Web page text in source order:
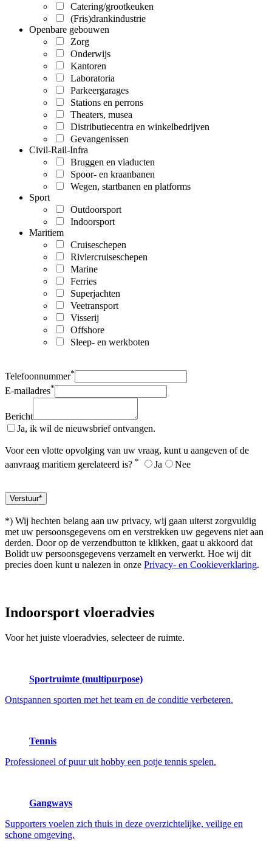
Catering/grootkeuken
(Fris)drankindustrie
Openbare gebouwen
Zorg
Onderwijs
Kantoren
Laboratoria
Parkeergarages
Stations en perrons
Theaters, musea
Distributiecentra en winkelbedrijven
Gevangenissen
Civil-Rail-Infra
Bruggen en viaducten
Spoor- en kraanbanen
Wegen, startbanen en platforms
Sport
Outdoorsport
Indoorsport
Maritiem
Cruiseschepen
Riviercruiseschepen
Marine
Ferries
Superjachten
Veetransport
Visserij
Offshore
Sleep- en werkboten
Telefoonnummer*
E-mailadres*
Bericht
Ja, ik wil de nieuwsbrief ontvangen.
Voor een vlotte opvolging van uw vraag, kunt u aangeven of de
aanvraag maritiem gerelateerd is? * Ja Nee
*) Wij hechten belang aan uw privacy, wij gaan uiterst zorgvuldig
met uw persoonsgegevens om en verstrekken uw gegevens niet aan
derden. Door op de verzendbutton te klikken, gaat u akkoord dat
Bolidt uw persoonsgegevens verzamelt en verwerkt. Hoe wij dit
precies doen kunt u nalezen in onze Privacy- en Cookieverklaring.
Indoorsport vloeradvies
Voor het juiste vloeradvies, selecteer de ruimte.
Sportruimte (multipurpose)
Ontspannen sporten met het team en de conditie verbeteren.
Tennis
Professioneel of puur uit hobby een potje tennis spelen.
Gangways
Supporters voelen zich thuis in deze overzichtelijke, veilige en
schone omgeving.